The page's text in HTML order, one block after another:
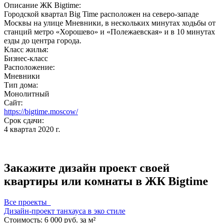
Описание ЖК Bigtime:
Городской квартал Big Time расположен на северо-западе
Москвы на улице Мневники, в нескольких минутах ходьбы от
станций метро «Хорошево» и «Полежаевская» и в 10 минутах
езды до центра города.
Класс жилья:
Бизнес-класс
Расположение:
Мневники
Тип дома:
Монолитный
Сайт:
https://bigtime.moscow/
Срок сдачи:
4 квартал 2020 г.
Закажите дизайн проект своей
квартиры или комнаты в ЖК Bigtime
Все проекты
Дизайн-проект танхауса в эко стиле
Стоимость: 6 000 руб. за м²